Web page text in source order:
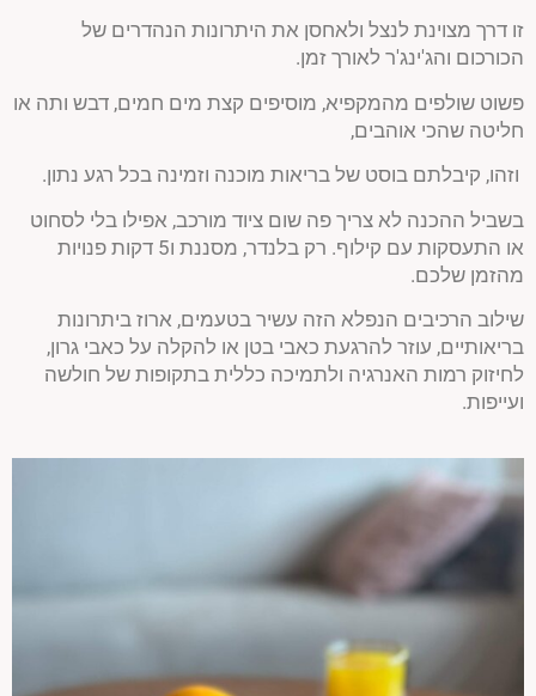
זו דרך מצוינת לנצל ולאחסן את היתרונות הנהדרים של
הכורכום והג'ינג'ר לאורך זמן.
פשוט שולפים מהמקפיא, מוסיפים קצת מים חמים, דבש ותה או
חליטה שהכי אוהבים,
וזהו, קיבלתם בוסט של בריאות מוכנה וזמינה בכל רגע נתון.
בשביל ההכנה לא צריך פה שום ציוד מורכב, אפילו בלי לסחוט
או התעסקות עם קילוף. רק בלנדר, מסננת ו5 דקות פנויות
מהזמן שלכם.
שילוב הרכיבים הנפלא הזה עשיר בטעמים, ארוז ביתרונות
בריאותיים, עוזר להרגעת כאבי בטן או להקלה על כאבי גרון,
לחיזוק רמות האנרגיה ולתמיכה כללית בתקופות של חולשה
ועייפות.